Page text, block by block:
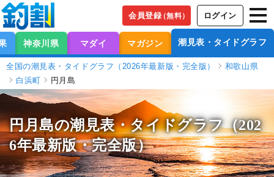
会員登録（無料） ログイン
神奈川県 マダイ マガジン 潮見表・タイドグラフ
全国の潮見表・タイドグラフ（2026年最新版・完全版）
和歌山県
白浜町
円月島
円月島の潮見表・タイドグラフ（202
6年最新版・完全版）